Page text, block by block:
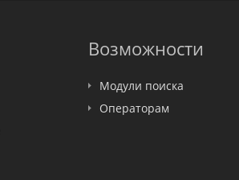
Возможности
Модули поиска
Операторам